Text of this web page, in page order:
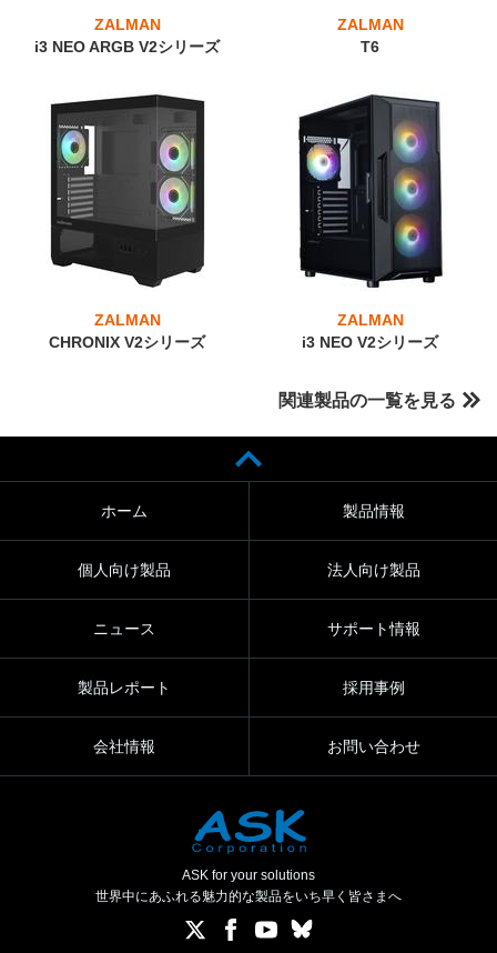
ZALMAN
i3 NEO ARGB V2シリーズ
ZALMAN
T6
ZALMAN
CHRONIX V2シリーズ
ZALMAN
i3 NEO V2シリーズ
関連製品の一覧を見る
ホーム 製品情報
個人向け製品 法人向け製品
ニュース サポート情報
製品レポート 採用事例
会社情報 お問い合わせ
ASK for your solutions
世界中にあふれる魅力的な製品をいち早く皆さまへ